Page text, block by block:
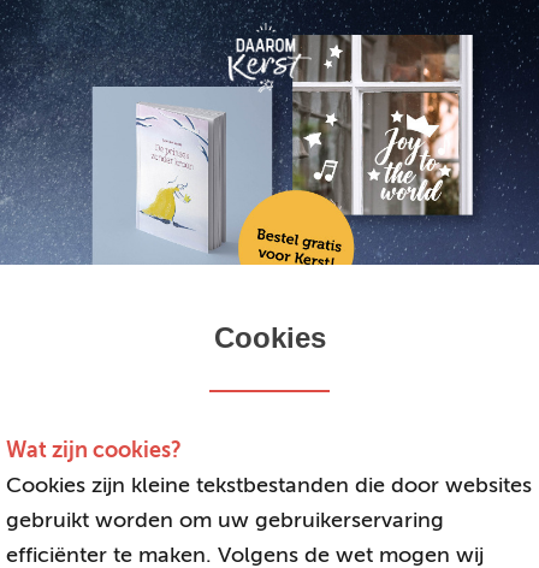
Cookies
Wat zijn cookies?
Cookies zijn kleine tekstbestanden die door websites
gebruikt worden om uw gebruikerservaring
efficiënter te maken. Volgens de wet mogen wij